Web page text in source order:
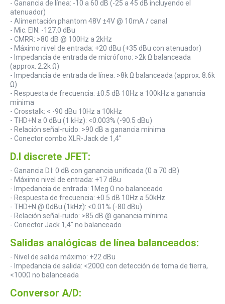
- Ganancia de línea: -10 a 60 dB (-25 a 45 dB incluyendo el
atenuador)
- Alimentación phantom 48V ±4V @ 10mA / canal
- Mic. EIN: -127.0 dBu
- CMRR: >80 dB @ 100Hz a 2kHz
- Máximo nivel de entrada: +20 dBu (+35 dBu con atenuador)
- Impedancia de entrada de micrófono: >2k Ω balanceada
(approx. 2.2k Ω)
- Impedancia de entrada de línea: >8k Ω balanceada (approx. 8.6k
Ω)
- Respuesta de frecuencia: ±0.5 dB 10Hz a 100kHz a ganancia
mínima
- Crosstalk: < -90 dBu 10Hz a 10kHz
- THD+N a 0 dBu (1 kHz): <0.003% (-90.5 dBu)
- Relación señal-ruido: >90 dB a ganancia mínima
- Conector combo XLR-Jack de 1,4"
D.I discrete JFET:
- Ganancia D.I: 0 dB con ganancia unificada (0 a 70 dB)
- Máximo nivel de entrada: +17 dBu
- Impedancia de entrada: 1Meg Ω no balanceado
- Respuesta de frecuencia: ±0.5 dB 10Hz a 50kHz
- THD+N @ 0dBu (1kHz): <0.01% (-80 dBu)
- Relación señal-ruido: >85 dB @ ganancia mínima
- Conector Jack 1,4" no balanceado
Salidas analógicas de línea balanceados:
- Nivel de salida máximo: +22 dBu
- Impedancia de salida: <200Ω con detección de toma de tierra,
<100Ω no balanceada
Conversor A/D: